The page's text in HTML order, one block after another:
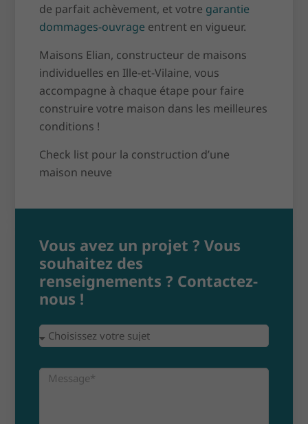
de parfait achèvement, et votre garantie
dommages-ouvrage entrent en vigueur.
Maisons Elian, constructeur de maisons
individuelles en Ille-et-Vilaine, vous
accompagne à chaque étape pour faire
construire votre maison dans les meilleures
conditions !
Check list pour la construction d’une
maison neuve
Vous avez un projet ? Vous
souhaitez des
renseignements ? Contactez-
nous !